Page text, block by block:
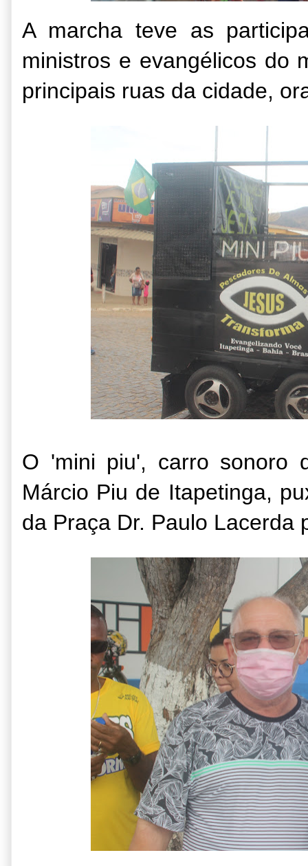
A marcha teve as
ministros e evangélicos do
principais ruas da cidade,
O 'mini piu', carro sonoro
Márcio Piu de Itapetinga,
da Praça Dr. Paulo Lacerda